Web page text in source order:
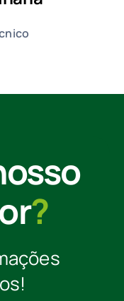
?